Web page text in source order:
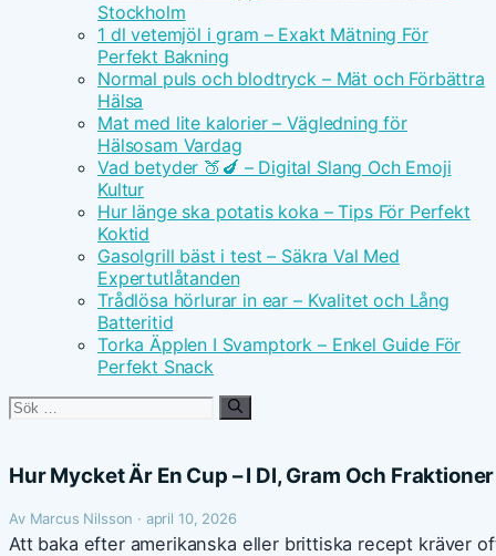
Stockholm
1 dl vetemjöl i gram – Exakt Mätning För
Perfekt Bakning
Normal puls och blodtryck – Mät och Förbättra
Hälsa
Mat med lite kalorier – Vägledning för
Hälsosam Vardag
Vad betyder 🍑🍆 – Digital Slang Och Emoji
Kultur
Hur länge ska potatis koka – Tips För Perfekt
Koktid
Gasolgrill bäst i test – Säkra Val Med
Expertutlåtanden
Trådlösa hörlurar in ear – Kvalitet och Lång
Batteritid
Torka Äpplen I Svamptork – Enkel Guide För
Perfekt Snack
Sök
Hur Mycket Är En Cup – I Dl, Gram Och Fraktioner
Av Marcus Nilsson · april 10, 2026
Att baka efter amerikanska eller brittiska recept kräver